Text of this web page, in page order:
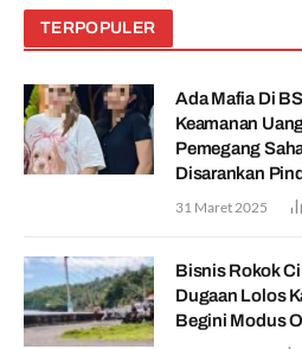
TERPOPULER
Ada Mafia Di
Keamanan
Pemegang
Disarankan
31 Maret 2025
Bisnis Rokok
Dugaan Lolos
Begini Modus